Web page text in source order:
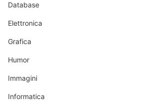
Database
Elettronica
Grafica
Humor
Immagini
Informatica